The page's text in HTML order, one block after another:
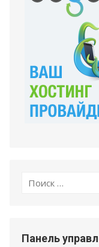
Поиск
Панель